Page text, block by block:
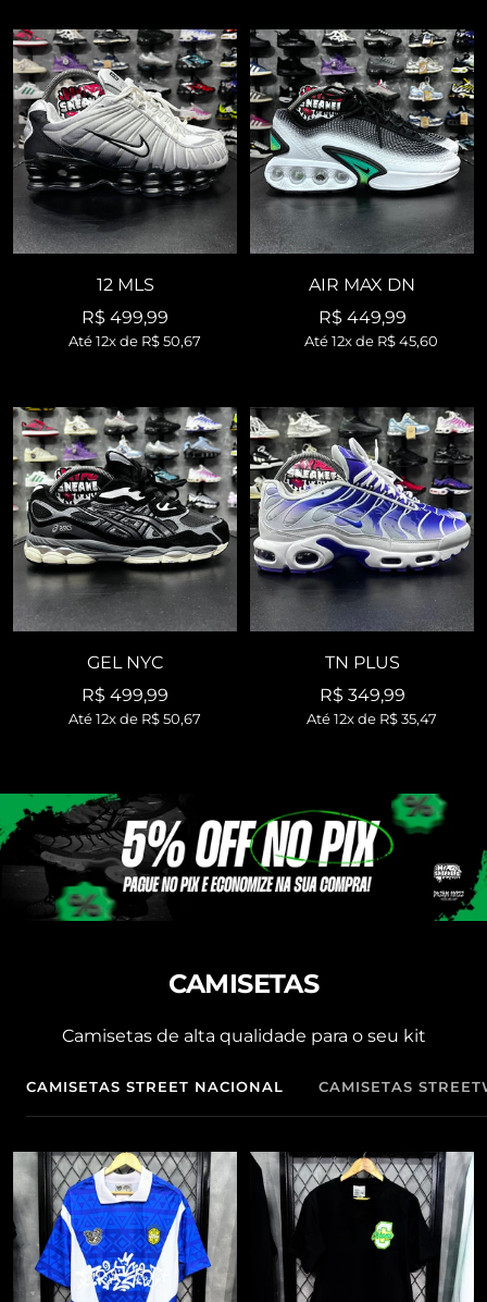
12 MLS
Preço
promocional
R$ 499,99
Até 12x de R$ 50,67
AIR MAX DN
Preço
promocional
R$ 449,99
Até 12x de R$ 45,60
GEL NYC
Preço
promocional
R$ 499,99
Até 12x de R$ 50,67
TN PLUS
Preço
promocional
R$ 349,99
Até 12x de R$ 35,47
CAMISETAS
Camisetas de alta qualidade para o seu kit
CAMISETAS STREET NACIONAL CAMISETAS